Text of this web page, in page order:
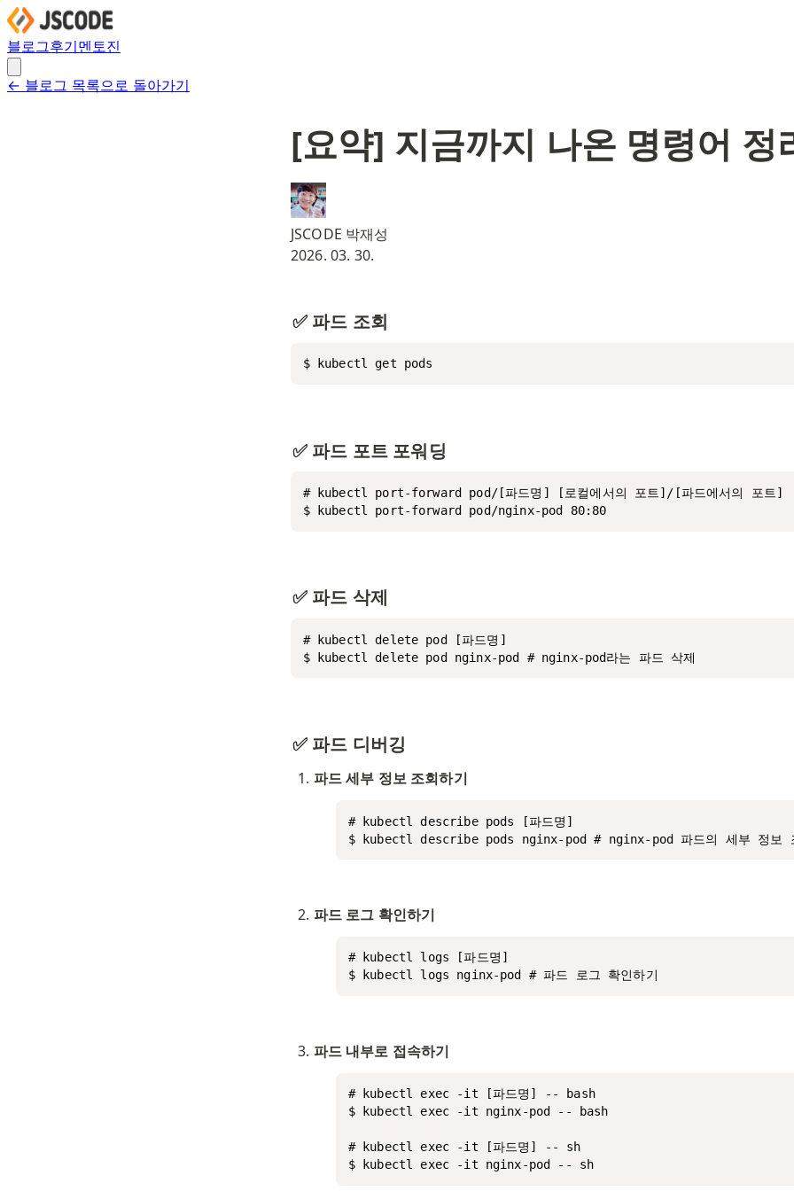
블로그후기멘토진
← 블로그 목록으로 돌아가기
[요약] 지금까지 나온 명령어 정
JSCODE 박재성
2026. 03. 30.
✅ 파드 조회
$ kubectl get pods
✅ 파드 포트 포워딩
# kubectl port-forward pod/[파드명] [로컬에서의 포트]/[파드에서의 포트]
$ kubectl port-forward pod/nginx-pod 80:80
✅ 파드 삭제
# kubectl delete pod [파드명]
$ kubectl delete pod nginx-pod # nginx-pod라는 파드 삭제
✅ 파드 디버깅
파드 세부 정보 조회하기
# kubectl describe pods [파드명]
$ kubectl describe pods nginx-pod # nginx-pod 파드의 세부 정보
파드 로그 확인하기
# kubectl logs [파드명]
$ kubectl logs nginx-pod # 파드 로그 확인하기
파드 내부로 접속하기
# kubectl exec -it [파드명] -- bash
$ kubectl exec -it nginx-pod -- bash
# kubectl exec -it [파드명] -- sh
$ kubectl exec -it nginx-pod -- sh